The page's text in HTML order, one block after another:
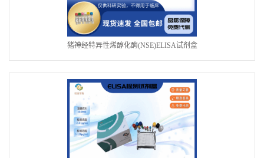
猪神经特异性烯醇化酶(NSE)ELISA试剂盒